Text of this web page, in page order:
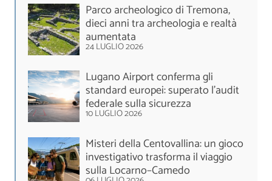
Parco archeologico di Tremona,
dieci anni tra archeologia e realtà
aumentata
24 LUGLIO 2026
Lugano Airport conferma gli
standard europei: superato l'audit
federale sulla sicurezza
10 LUGLIO 2026
Misteri della Centovallina: un gioco
investigativo trasforma il viaggio
sulla Locarno–Camedo